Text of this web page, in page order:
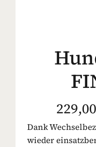
Dank
wieder